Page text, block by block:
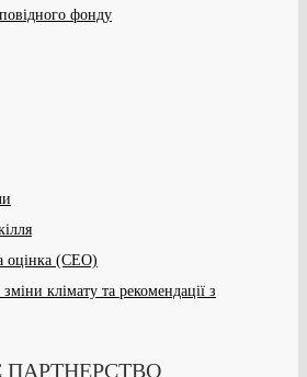
фонду
оцінка (СЕО)
клімату та рекомендації з
ПАРТНЕРСТВО